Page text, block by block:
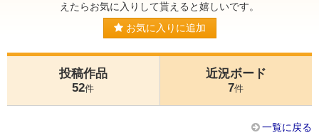
えたらお気に入りして貰えると嬉しいです。
お気に入りに追加
投稿作品
52件
近況ボード
7件
一覧に戻る